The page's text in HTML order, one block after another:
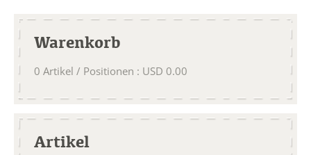
Warenkorb
0 Artikel / Positionen : USD 0.00
Artikel